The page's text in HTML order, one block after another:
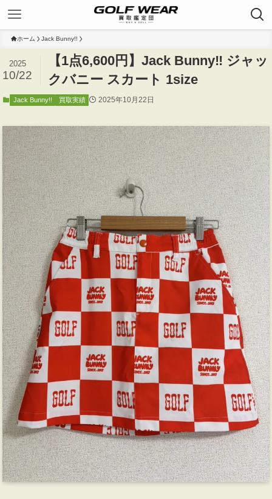
ホーム Jack Bunny!!
【1点6,600円】Jack Bunny‼ ジャッ
クバニー スカート 1size
2025
10/22
Jack Bunny!! 買取実績 2025年10月22日